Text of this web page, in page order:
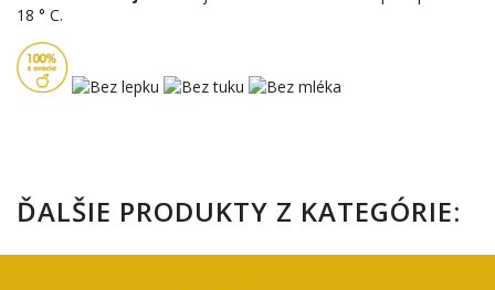
18 ° C.
ĎALŠIE PRODUKTY Z KATEGÓRIE: